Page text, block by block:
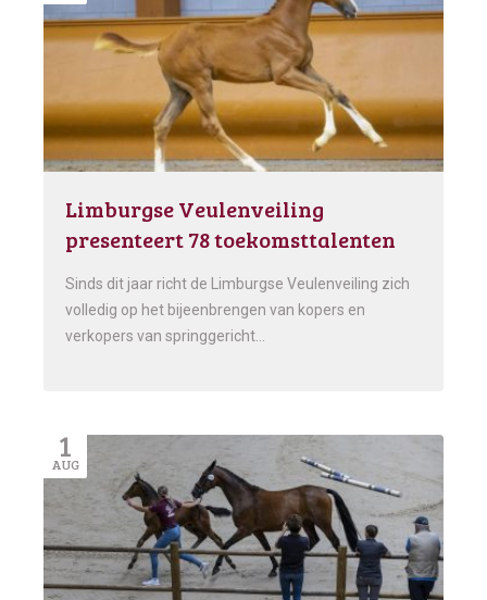
Limburgse Veulenveiling
presenteert 78 toekomsttalenten
Sinds dit jaar richt de Limburgse Veulenveiling zich
volledig op het bijeenbrengen van kopers en
verkopers van springgericht…
1
AUG